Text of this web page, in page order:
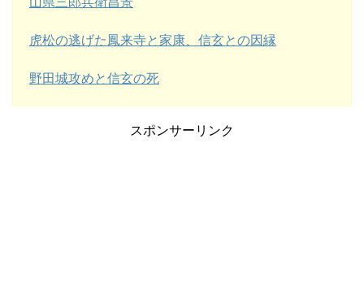
虎松の逃げた鳳来寺と家康、信玄との因縁
野田城攻めと信玄の死
スポンサーリンク